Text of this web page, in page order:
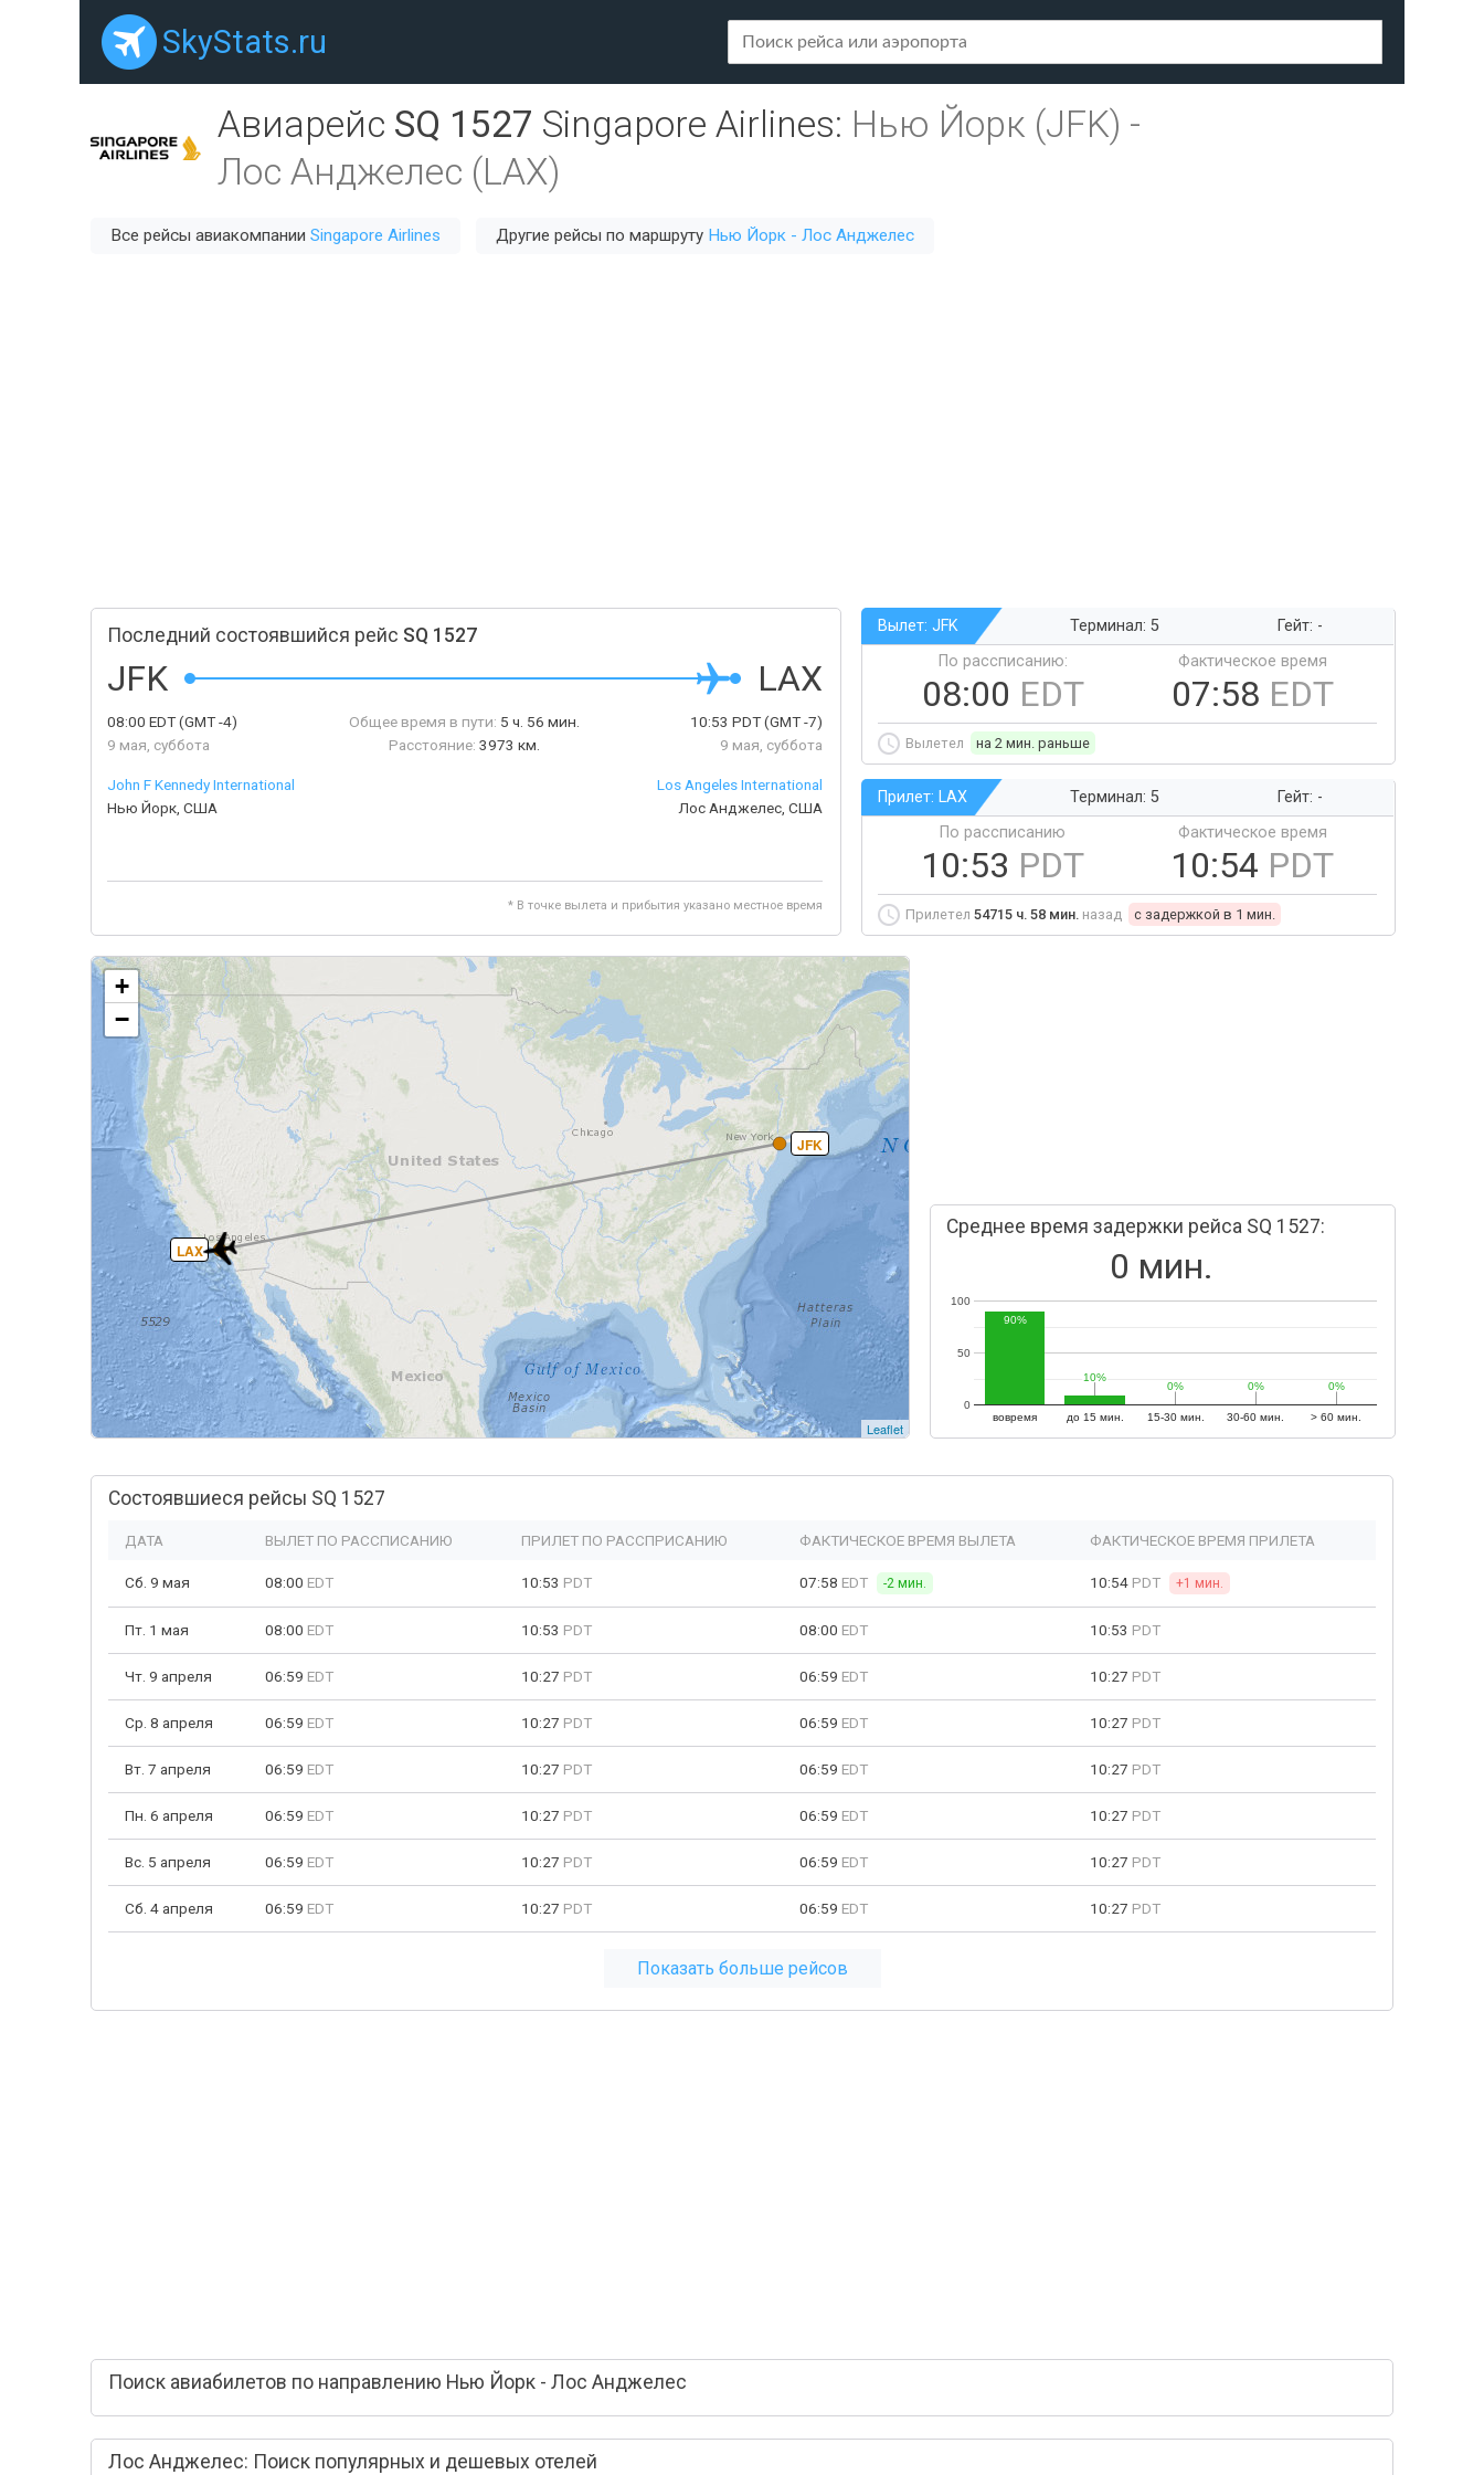
SkyStats.ru
Авиарейс SQ 1527 Singapore Airlines: Нью Йорк (JFK) -
Лос Анджелес (LAX)
Все рейсы авиакомпании Singapore Airlines Другие рейсы по маршруту Нью Йорк - Лос Анджелес
Последний состоявшийся рейс SQ 1527
JFK LAX
08:00 EDT(GMT -4)
9 мая, суббота
Общее время в пути: 5 ч. 56 мин.
Расстояние: 3973 км.
10:53 PDT(GMT -7)
9 мая, суббота
John F Kennedy International
Нью Йорк, США
Los Angeles International
Лос Анджелес, США
* В точке вылета и прибытия указано местное время
Вылет: JFK Терминал: 5
Гейт: -
По рассписанию:
08:00 EDT
Фактическое время
07:58 EDT
Вылетел на 2 мин. раньше
Прилет: LAX Терминал: 5
Гейт: -
По рассписанию
10:53 PDT
Фактическое время
10:54 PDT
Прилетел 54715 ч. 58 мин. назад c задержкой в 1 мин.
JFK
LAX
+
−
Leaflet
Среднее время задержки рейса SQ 1527:
0 мин.
вовремя до 15 мин. 15-30 мин. 30-60 мин. > 60 мин.
0
50
100
90%
10%
10%
0%
0% 0%
0% 0%
0%
Состоявшиеся рейсы SQ 1527
ДАТА ВЫЛЕТ ПО РАССПИСАНИЮ ПРИЛЕТ ПО РАССПРИСАНИЮ ФАКТИЧЕСКОЕ ВРЕМЯ ВЫЛЕТА ФАКТИЧЕСКОЕ ВРЕМЯ ПРИЛЕТА
Сб. 9 мая 08:00 EDT 10:53 PDT 07:58 EDT -2 мин. 10:54 PDT +1 мин.
Пт. 1 мая 08:00 EDT 10:53 PDT 08:00 EDT 10:53 PDT
Чт. 9 апреля 06:59 EDT 10:27 PDT 06:59 EDT 10:27 PDT
Ср. 8 апреля 06:59 EDT 10:27 PDT 06:59 EDT 10:27 PDT
Вт. 7 апреля 06:59 EDT 10:27 PDT 06:59 EDT 10:27 PDT
Пн. 6 апреля 06:59 EDT 10:27 PDT 06:59 EDT 10:27 PDT
Вс. 5 апреля 06:59 EDT 10:27 PDT 06:59 EDT 10:27 PDT
Сб. 4 апреля 06:59 EDT 10:27 PDT 06:59 EDT 10:27 PDT
Показать больше рейсов
Поиск авиабилетов по направлению Нью Йорк - Лос Анджелес
Лос Анджелес: Поиск популярных и дешевых отелей